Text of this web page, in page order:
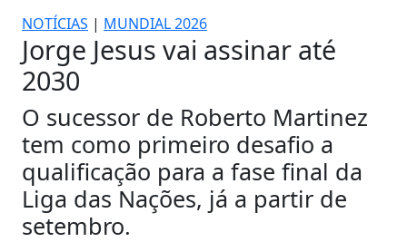
NOTÍCIAS | MUNDIAL 2026
Jorge Jesus vai assinar até
2030
O sucessor de Roberto Martinez
tem como primeiro desafio a
qualificação para a fase final da
Liga das Nações, já a partir de
setembro.